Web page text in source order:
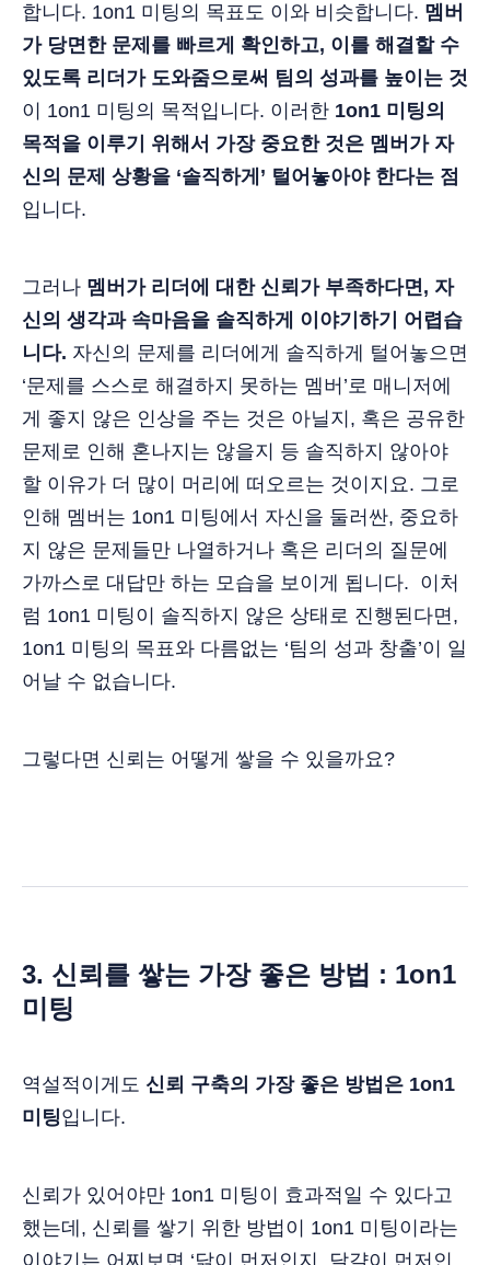
합니다. 1on1 미팅의 목표도 이와 비슷합니다. 멤버
가 당면한 문제를 빠르게 확인하고, 이를 해결할 수
있도록 리더가 도와줌으로써 팀의 성과를 높이는 것
이 1on1 미팅의 목적입니다. 이러한 1on1 미팅의
목적을 이루기 위해서 가장 중요한 것은 멤버가 자
신의 문제 상황을 ‘솔직하게’ 털어놓아야 한다는 점
입니다.
그러나 멤버가 리더에 대한 신뢰가 부족하다면, 자
신의 생각과 속마음을 솔직하게 이야기하기 어렵습
니다. 자신의 문제를 리더에게 솔직하게 털어놓으면
‘문제를 스스로 해결하지 못하는 멤버’로 매니저에
게 좋지 않은 인상을 주는 것은 아닐지, 혹은 공유한
문제로 인해 혼나지는 않을지 등 솔직하지 않아야
할 이유가 더 많이 머리에 떠오르는 것이지요. 그로
인해 멤버는 1on1 미팅에서 자신을 둘러싼, 중요하
지 않은 문제들만 나열하거나 혹은 리더의 질문에
가까스로 대답만 하는 모습을 보이게 됩니다. 이처
럼 1on1 미팅이 솔직하지 않은 상태로 진행된다면,
1on1 미팅의 목표와 다름없는 ‘팀의 성과 창출’이 일
어날 수 없습니다.
그렇다면 신뢰는 어떻게 쌓을 수 있을까요?
3. 신뢰를 쌓는 가장 좋은 방법 : 1on1
미팅
역설적이게도 신뢰 구축의 가장 좋은 방법은 1on1
미팅입니다.
신뢰가 있어야만 1on1 미팅이 효과적일 수 있다고
했는데, 신뢰를 쌓기 위한 방법이 1on1 미팅이라는
이야기는 어찌보면 ‘닭이 먼저인지, 달걀이 먼저인